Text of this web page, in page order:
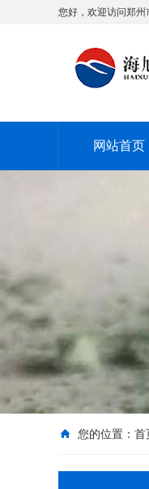
您好，欢迎访问郑州
网站首页
您的位置： 首